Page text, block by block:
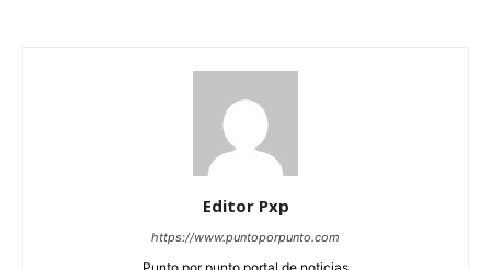
Editor Pxp
https://www.puntoporpunto.com